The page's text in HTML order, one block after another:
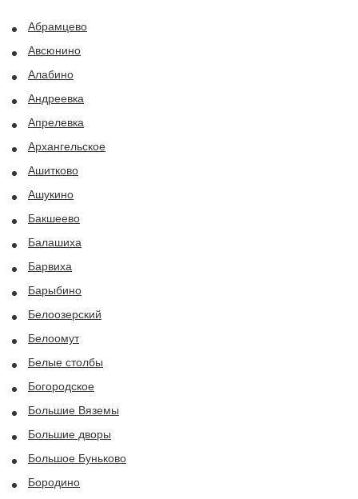
Абрамцево
Авсюнино
Алабино
Андреевка
Апрелевка
Архангельское
Ашитково
Ашукино
Бакшеево
Балашиха
Барвиха
Барыбино
Белоозерский
Белоомут
Белые столбы
Богородское
Большие Вяземы
Большие дворы
Большое Буньково
Бородино